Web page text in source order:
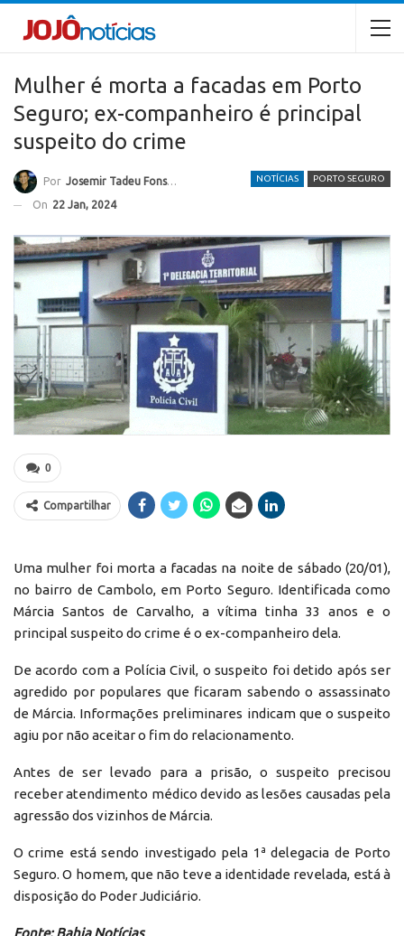
Mulher é morta a facadas em Porto
Seguro; ex-companheiro é principal
suspeito do crime
NOTÍCIAS PORTO SEGURO
Por Josemir Tadeu Fonseca
On 22 Jan, 2024
0
Compartilhar
Uma mulher foi morta a facadas na noite de sábado (20/01),
no bairro de Cambolo, em Porto Seguro. Identificada como
Márcia Santos de Carvalho, a vítima tinha 33 anos e o
principal suspeito do crime é o ex-companheiro dela.
De acordo com a Polícia Civil, o suspeito foi detido após ser
agredido por populares que ficaram sabendo o assassinato
de Márcia. Informações preliminares indicam que o suspeito
agiu por não aceitar o fim do relacionamento.
Antes de ser levado para a prisão, o suspeito precisou
receber atendimento médico devido as lesões causadas pela
agressão dos vizinhos de Márcia.
O crime está sendo investigado pela 1ª delegacia de Porto
Seguro. O homem, que não teve a identidade revelada, está à
disposição do Poder Judiciário.
Fonte: Bahia Notícias